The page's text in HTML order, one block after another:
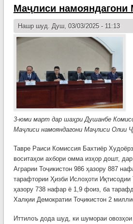
Маҷлиси намояндагони
Нашр шуд. Душ, 03/03/2025 - 11:13
3-юми март дар шаҳри Душанбе
Маҷлиси намояндагони Маҷлиси Олии
Тавре Раиси Комиcсия Бахтиёр
воситаҳои ахбори омма изҳор дошт,
Аграрии Тоҷикистон 986 ҳазору 887
тарафтории Ҳизби Ислоҳоти
ҳазору 738 нафар ё 1,9 фоиз, ба
Халқии Демократии Тоҷикистон 2
Иттилоъ дода шуд, ки шумораи